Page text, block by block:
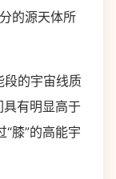
的源天体所
的宇宙线质
具有明显高于
膝”的高能宇